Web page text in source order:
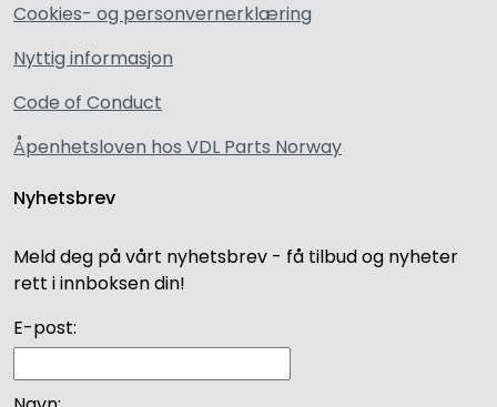
Cookies- og personvernerklæring
Nyttig informasjon
Code of Conduct
Åpenhetsloven hos VDL Parts Norway
Nyhetsbrev
Meld deg på vårt nyhetsbrev - få tilbud og nyheter
rett i innboksen din!
E-post: